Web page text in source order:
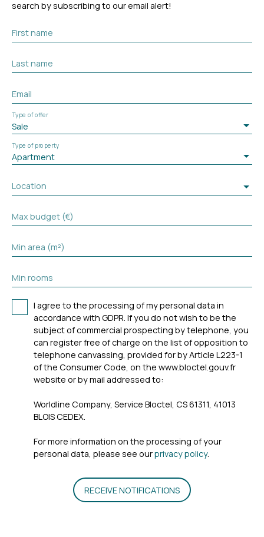
search by subscribing to our email alert!
First name
Last name
Email
Sale
Type of offer
Apartment
Type of property
Location
Max budget (€)
Min area (m²)
Min rooms
I agree to the processing of my personal data in
accordance with GDPR. If you do not wish to be the
subject of commercial prospecting by telephone, you
can register free of charge on the list of opposition to
telephone canvassing, provided for by Article L223-1
of the Consumer Code, on the www.bloctel.gouv.fr
website or by mail addressed to:
Worldline Company, Service Bloctel, CS 61311, 41013
BLOIS CEDEX.
For more information on the processing of your
personal data, please see ourprivacy policy.
RECEIVE NOTIFICATIONS